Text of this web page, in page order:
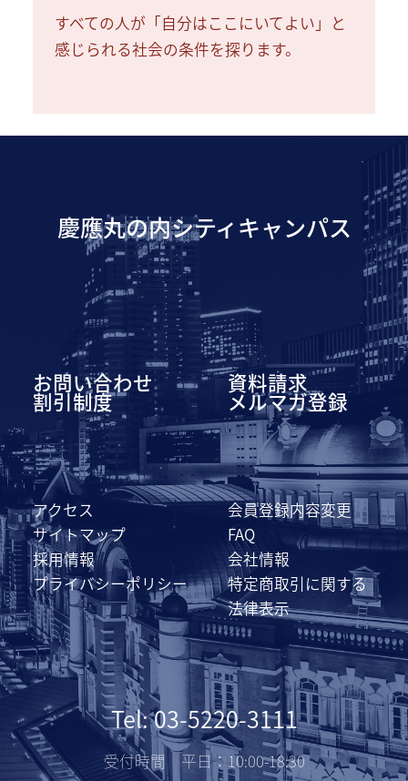
すべての人が「自分はここにいてよい」と
感じられる社会の条件を探ります。
慶應丸の内シティキャンパス
お問い合わせ 資料請求
割引制度 メルマガ登録
アクセス
会員登録内容変更
サイトマップ
FAQ
採用情報
会社情報
プライバシーポリシー
特定商取引に関する
法律表示
Tel: 03-5220-3111
受付時間 平日：10:00-18:30